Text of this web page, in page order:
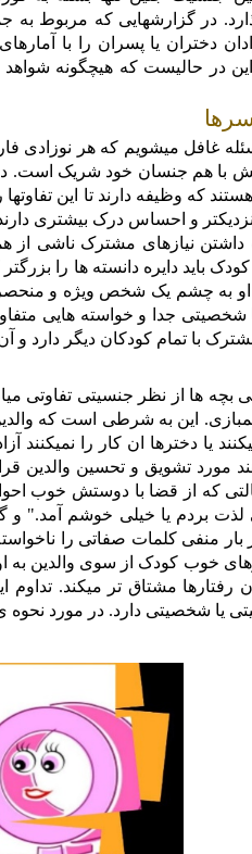
در گزارشهایی که مربوط
دختران یا پسران را با
این در حالیست که هیچگونه
غافل میشویم که هر نوزادی
با هم جنسان خود شریک است.
که وظیفه دارند تا این
و احساس درک بیشتری دارند
داشتن نیازهای مشترک ناشی
باید دایره دانسته ها را
او به چشم یک شخص ویژه و منحصر
شخصیتی جدا و خواسته هایی
با تمام کودکان دیگر دارد
بچه ها از نظر جنسیتی تفاوتی
این به شرطی است که
یا دخترها ان کار را نمیکنند
مورد تشویق و تحسین والدین
که از قضا با دوستش خوب
لذت بردم یا خیلی خوشم آمد."
بار منفی کلمات صفاتی را
خوب کودک از سوی والدین به
رفتارها مشتاق تر میکند.
یا شخصیتی دارد. در مورد